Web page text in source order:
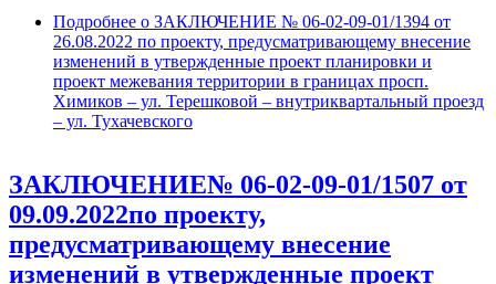
Подробнее о ЗАКЛЮЧЕНИЕ № 06-02-09-01/1394 от
26.08.2022 по проекту, предусматривающему внесение
изменений в утвержденные проект планировки и
проект межевания территории в границах просп.
Химиков – ул. Терешковой – внутриквартальный проезд
– ул. Тухачевского
ЗАКЛЮЧЕНИЕ№ 06-02-09-01/1507 от
09.09.2022по проекту,
предусматривающему внесение
изменений в утвержденные проект